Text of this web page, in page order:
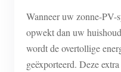
Wanneer uw zonne-PV-
opwekt dan uw
wordt de overtollige
geëxporteerd. Deze